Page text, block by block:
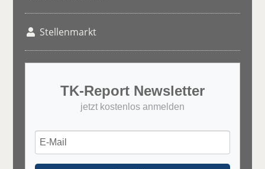
Stellenmarkt
TK-Report Newsletter
jetzt kostenlos anmelden